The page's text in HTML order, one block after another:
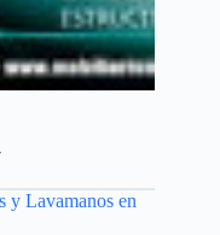
y Lavamanos en